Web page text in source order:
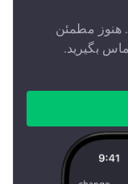
هنوز مطمئن
بگیرید.